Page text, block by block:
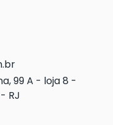
99 A - loja 8 -
RJ